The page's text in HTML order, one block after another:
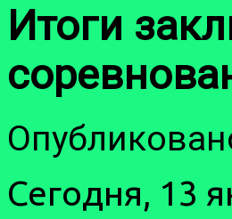
Итоги
Сегодня, 13